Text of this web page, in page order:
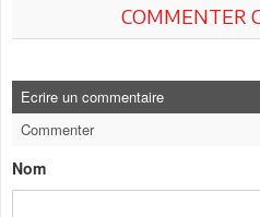
COMMENTER
Ecrire un commentaire
Commenter
Nom